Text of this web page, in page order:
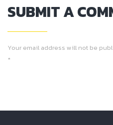
SUBMIT A
Your email address will not be
*